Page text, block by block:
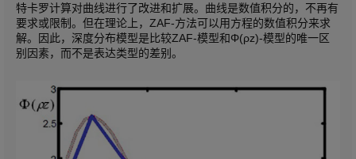
特卡罗计算对曲线进行了改进和扩展。曲线是数值积分的，不再有
要求或限制。但在理论上，ZAF-方法可以用方程的数值积分来求
解。因此，深度分布模型是比较ZAF-模型和Φ(ρz)-模型的唯一区
别因素，而不是表达类型的差别。